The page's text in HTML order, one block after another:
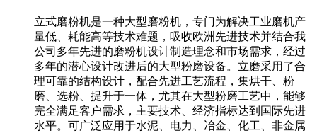
立式磨粉机是一种大型磨粉机，专门为解决工业磨机产
量低、耗能高等技术难题，吸收欧洲先进技术并结合我
公司多年先进的磨粉机设计制造理念和市场需求，经过
多年的潜心设计改进后的大型粉磨设备。立磨采用了合
理可靠的结构设计，配合先进工艺流程，集烘干、粉
磨、选粉、提升于一体，尤其在大型粉磨工艺中，能够
完全满足客户需求，主要技术、经济指标达到国际先进
水平。可广泛应用于水泥、电力、冶金、化工、非金属